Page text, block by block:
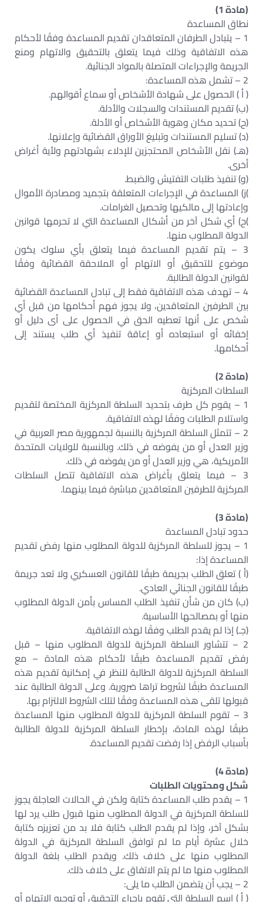
(مادة 1)
نطاق المساعدة
1 – يتبادل الطرفان المتعاقدان تقديم المساعدة وفقًا لأحكام
هذه الاتفاقية وذلك فيما يتعلق بالتحقيق والاتهام ومنع
الجريمة والإجراءات المتصلة بالمواد الجنائية.
2 – تشمل هذه المساعدة:
( أ ) الحصول على شهادة الأشخاص أو سماع أقوالهم.
(ب) تقديم المستندات والسجلات والأدلة.
(ح) تحديد مكان وهوية الأشخاص أو الأدلة.
(د) تسليم المستندات وتبليغ الأوراق القضائية وإعلانها.
(هـ) نقل الأشخاص المحتجزين للإدلاء بشهادتهم ولأية أغراض
أخرى.
(و) تنفيذ طلبات التفتيش والضبط.
)ز) المساعدة في الإجراءات المتعلقة بتجميد ومصادرة الأموال
وإعادتها إلى مالكيها وتحصيل الغرامات.
)ح) أي شكل آخر من أشكال المساعدة التي لا تحرمها قوانين
الدولة المطلوب منها.
3 – يتم تقديم المساعدة فيما يتعلق بأي سلوك يكون
موضوع للتحقيق أو الاتهام أو الملاحقة القضائية وفقًا
لقوانين الدولة الطالبة.
4 – تهدف هذه الاتفاقية فقط إلى تبادل المساعدة القضائية
بين الطرفين المتعاقدين، ولا يجوز فهم أحكامها من قبل أي
شخص على أنها تعطيه الحق في الحصول على أى دليل أو
إخفائه أو استبعاده أو إعاقة تنفيذ أي طلب يستند إلى
أحكامها.
(مادة 2)
السلطات المركزية
1 – يقوم كل طرف بتحديد السلطة المركزية المختصة لتقديم
واستلام الطلبات وفقًا لهذه الاتفاقية.
2 – تتمثل السلطة المركزية بالنسبة لجمهورية مصر العربية في
وزير العدل أو من يفوضه في ذلك. وبالنسبة للولايات المتحدة
الأمريكية، هي وزير العدل أو من يفوضه في ذلك.
3 – فيما يتعلق بأغراض هذه الاتفاقية تتصل السلطات
المركزية للطرفين المتعاقدين مباشرة فيما بينهما.
(مادة 3)
حدود تبادل المساعدة
1 – يجوز للسلطة المركزية للدولة المطلوب منها رفض تقديم
المساعدة إذا:
(أ ) تعلق الطلب بجريمة طبقًا للقانون العسكري ولا تعد جريمة
طبقًا للقانون الجنائي العادي.
(ب) كان من شأن تنفيذ الطلب المساس بأمن الدولة المطلوب
منها أو بمصالحها الأساسية.
(جـ) إذا لم يقدم الطلب وفقًا لهذه الاتفاقية.
2 – تتشاور السلطة المركزية للدولة المطلوب منها – قبل
رفض تقديم المساعدة طبقًا لأحكام هذه المادة – مع
السلطة المركزية للدولة الطالبة للنظر في إمكانية تقديم هذه
المساعدة طبقًا لشروط تراها ضرورية. وعلى الدولة الطالبة عند
قبولها تلقى هذه المساعدة وفقًا لتلك الشروط الالتزام بها.
3 – تقوم السلطة المركزية للدولة المطلوب منها المساعدة
طبقًا لهذه المادة، بإخطار السلطة المركزية للدولة الطالبة
بأسباب الرفض إذا رفضت تقديم المساعدة.
(مادة 4)
شكل ومحتويات الطلبات
1 – يقدم طلب المساعدة كتابة ولكن في الحالات العاجلة يجوز
للسلطة المركزية في الدولة المطلوب منها قبول طلب يرد لها
بشكل آخر، وإذا لم يقدم الطلب كتابة فلا بد من تعزيزه كتابة
خلال عشرة أيام ما لم توافق السلطة المركزية في الدولة
المطلوب منها على خلاف ذلك. ويقدم الطلب بلغة الدولة
المطلوب منها ما لم يتم الاتفاق على خلاف ذلك.
2 – يجب أن يتضمن الطلب ما يلى:
( أ ) اسم السلطة التي تقوم بإجراء التحقيق أو توجيه الاتهام أو